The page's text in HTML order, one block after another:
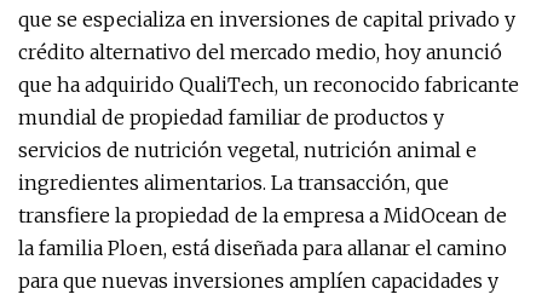
que se especializa en inversiones de capital privado y
crédito alternativo del mercado medio, hoy anunció
que ha adquirido QualiTech, un reconocido fabricante
mundial de propiedad familiar de productos y
servicios de nutrición vegetal, nutrición animal e
ingredientes alimentarios. La transacción, que
transfiere la propiedad de la empresa a MidOcean de
la familia Ploen, está diseñada para allanar el camino
para que nuevas inversiones amplíen capacidades y